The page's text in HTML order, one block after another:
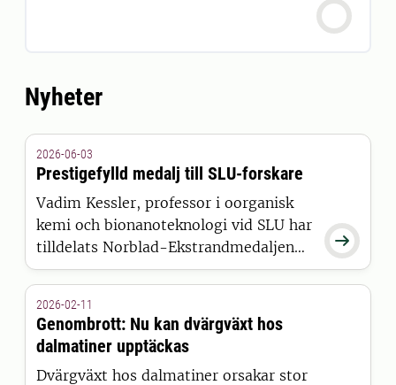
Nyheter

2026-06-03
Prestigefylld medalj till SLU-forskare
Vadim Kessler, professor i oorganisk
kemi och bionanoteknologi vid SLU har
tilldelats Norblad-Ekstrandmedaljen
2025. Medaljen har en 100-årig
historia och delas nu för första gången
ut till en forskare verksam vid SLU.
2026-02-11
Genombrott: Nu kan dvärgväxt hos
dalmatiner upptäckas
Dvärgväxt hos dalmatiner orsakar stor